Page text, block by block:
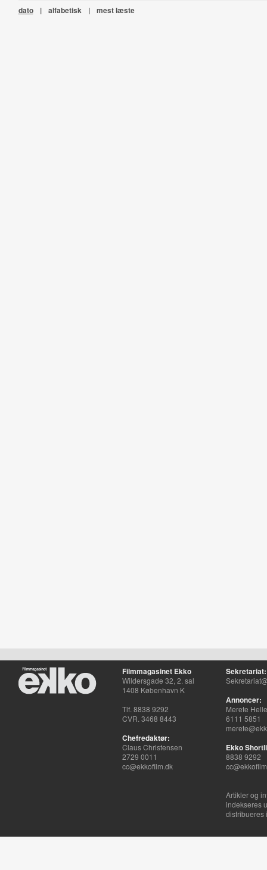
dato | alfabetisk | mest læste
Filmmagasinet Ekko
Wildersgade 32, 2. sal
1408 København K
Tlf. 8838 9292
CVR. 3468 8443
Chefredaktør:
Claus Christensen
2729 0011
cc@ekkofilm.dk
Sekretariat:
Annoncer:
Merete
6111 5851
Ekko
8838 9292
Artikler og
indekseres
distribueres